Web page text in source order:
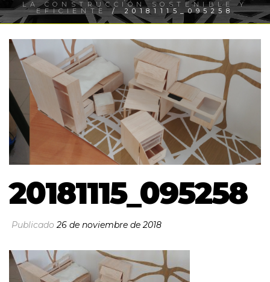
LA CONSTRUCCIÓN SOSTENIBLE Y
EFICIENTE / 20181115_095258
20181115_095258
Publicado26 de noviembre de 2018